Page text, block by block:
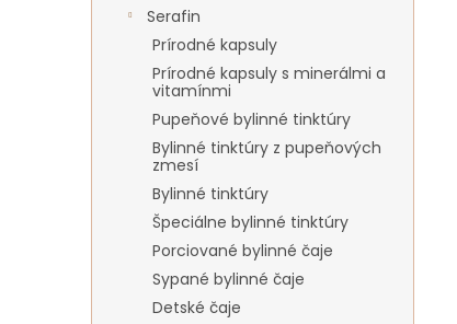
Serafin
Prírodné kapsuly
Prírodné kapsuly s minerálmi a
vitamínmi
Pupeňové bylinné tinktúry
Bylinné tinktúry z pupeňových
zmesí
Bylinné tinktúry
Špeciálne bylinné tinktúry
Porciované bylinné čaje
Sypané bylinné čaje
Detské čaje